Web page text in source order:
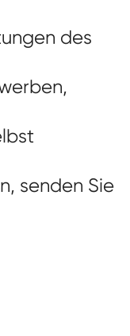
des
senden Sie